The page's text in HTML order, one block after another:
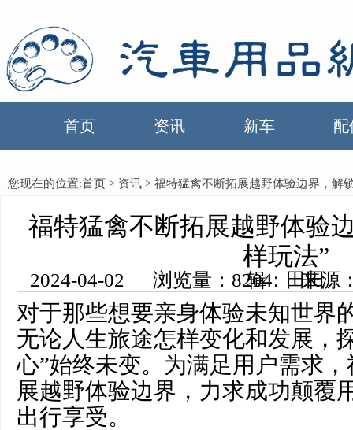
首页 资讯 新车 配
您现在的位置:首页 > 资讯 > 福特猛禽不断拓展越野体验边界，解
福特猛禽不断拓展越野体验
样玩法”
2024-04-02 浏览量：8204 来源：中国汽车用品网 编辑：田田
对于那些想要亲身体验未知世界
无论人生旅途怎样变化和发展，
心”始终未变。为满足用户需求
展越野体验边界，力求成功颠覆
出行享受。